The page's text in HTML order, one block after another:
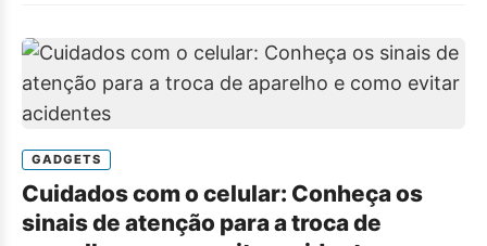
GADGETS
Cuidados com o celular: Conheça os
sinais de atenção para a troca de